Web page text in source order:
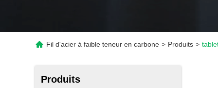
Fil d'acier à faible teneur en carbone > Produits >
Produits